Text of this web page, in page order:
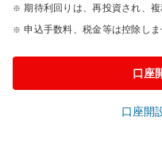
期待利回りは、再投資され、複
申込手数料、税金等は控除しま
口座
口座開